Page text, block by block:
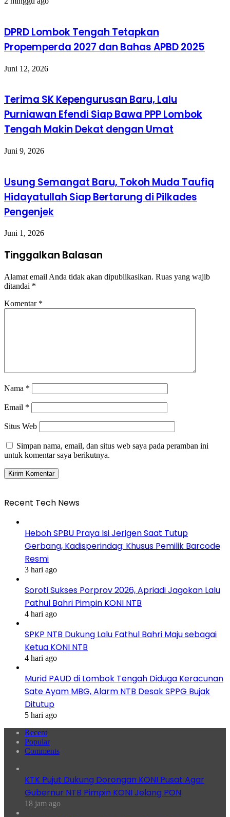
DPRD Lombok Tengah Tetapkan
Propemperda 2027 dan Bahas APBD 2025
Juni 12, 2026
Terima SK Kepengurusan Baru, Lalu
Purniawan Efendi Siap Bawa PPP Lombok
Tengah Makin Dekat dengan Umat
Juni 9, 2026
Usung Semangat Baru, Tokoh Muda Taufiq
Hidayatullah Siap Bertarung di Pilkades
Pengenjek
Juni 1, 2026
Tinggalkan Balasan
Alamat email Anda tidak akan dipublikasikan. Ruas yang wajib
ditandai *
Komentar *
Nama *
Email *
Situs Web
Simpan nama, email, dan situs web saya pada peramban ini
untuk komentar saya berikutnya.
Recent Tech News
Heboh SPBU Praya Isi Jerigen Saat Tutup
Gerbang, Kadisperindag: Khusus Pemilik Barcode
Resmi
3 hari ago
Soroti Sukses Porprov 2026, Apriadi Jagokan Lalu
Pathul Bahri Pimpin KONI NTB
4 hari ago
SPKP NTB Dukung Lalu Fathul Bahri Maju sebagai
Ketua KONI NTB
4 hari ago
Murid PAUD di Lombok Tengah Diduga Keracunan
Sate Ayam MBG, Alarm NTB Desak SPPG Bujak
Ditutup
5 hari ago
Recent
Popular
Comments
KTK Pujut Dukung Dorongan KONI Pusat Agar
Gubernur NTB Pimpin KONI Jelang PON
18 jam ago